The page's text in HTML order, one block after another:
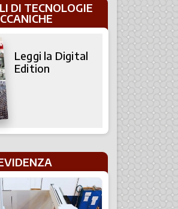
DI TECNOLOGIE
Leggi la Digital
Edition